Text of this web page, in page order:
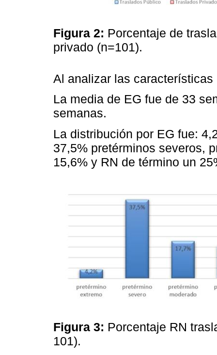
Figura 2: Porcentaje de
privado (n=101).
Al analizar las
La media de EG fue de 33
semanas.
La distribución por EG fue:
37,5% pretérminos severos,
15,6% y RN de término un
Figura 3: Porcentaje RN
101).